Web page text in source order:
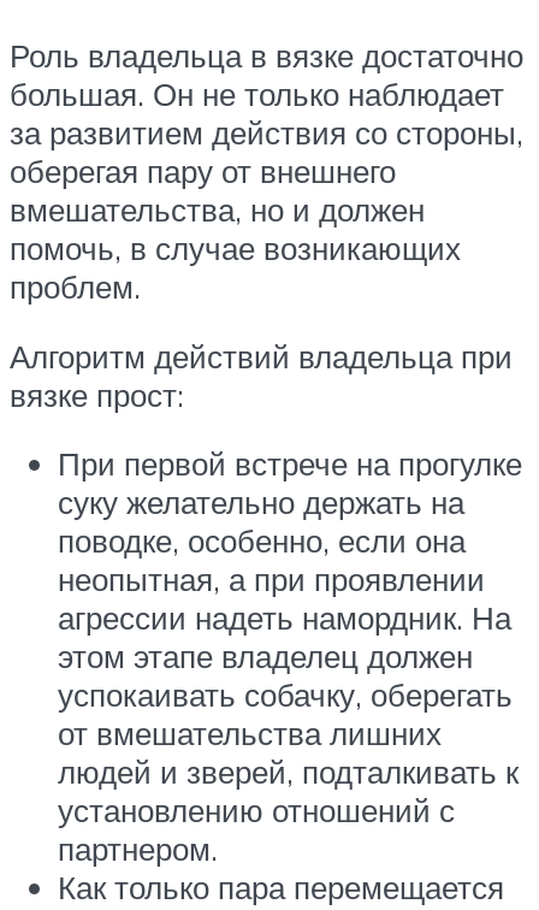
Роль владельца в вязке достаточно
большая. Он не только наблюдает
за развитием действия со стороны,
оберегая пару от внешнего
вмешательства, но и должен
помочь, в случае возникающих
проблем.
Алгоритм действий владельца при
вязке прост:
При первой встрече на прогулке
суку желательно держать на
поводке, особенно, если она
неопытная, а при проявлении
агрессии надеть намордник. На
этом этапе владелец должен
успокаивать собачку, оберегать
от вмешательства лишних
людей и зверей, подталкивать к
установлению отношений с
партнером.
Как только пара перемещается